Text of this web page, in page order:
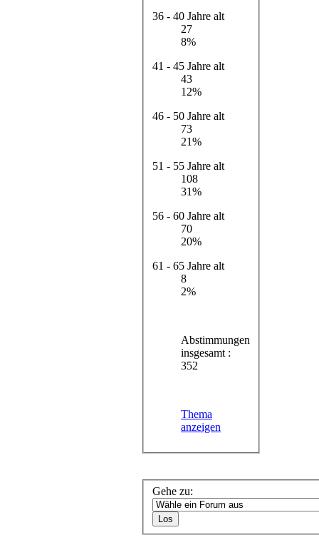
36 - 40 Jahre alt
27
8%
41 - 45 Jahre alt
43
12%
46 - 50 Jahre alt
73
21%
51 - 55 Jahre alt
108
31%
56 - 60 Jahre alt
70
20%
61 - 65 Jahre alt
8
2%
Abstimmungen
insgesamt :
352
Thema
anzeigen
Gehe zu: